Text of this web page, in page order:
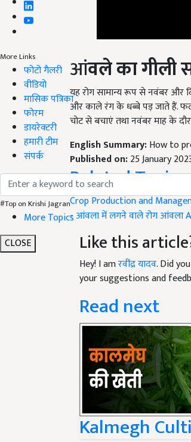
More Links
फोटो गैलरी
वीडियो
मासिक पत्रिका
फोरम
डायरेक्टरी
हमारी टीम
संपर्क
#Top on Krishi Jagran
More Topics
CLOSE
आंवले का गीली
यह रोग सामान्य रूप से नवंबर और
और काले रंग के धब्बे पड़ जाते हैं.
चोट से बचाएं तथा नवंबर माह के
Published on:25 January
Related Topics
Crop Production and
- आंवला में लगने वाले रोगआंवला
Like this
Hey! I amरवींद्र यादव . Did
your suggestions and
Read next
Kalmegh